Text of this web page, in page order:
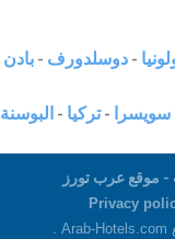
-دوسلدورف -بادن
سويسرا -تركيا - البوسنة
- موقع عرب تورز
Privacy